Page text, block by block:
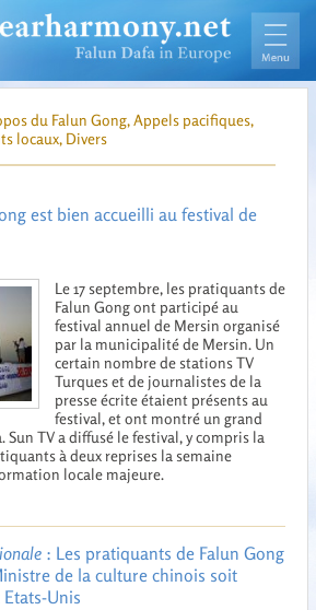
du Falun Gong, Appels pacifiques,
locaux, Divers
est bien accueilli au festival de
Le 17 septembre, les pratiquants de
Falun Gong ont participé au
festival annuel de Mersin organisé
par la municipalité de Mersin. Un
certain nombre de stations TV
Turques et de journalistes de la
presse écrite étaient présents au
festival, et ont montré un grand
Sun TV a diffusé le festival, y compris la
à deux reprises la semaine
locale majeure.
: Les pratiquants de Falun Gong
de la culture chinois soit
Unis